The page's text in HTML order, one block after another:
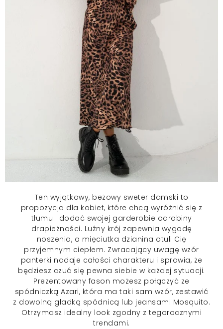
Ten wyjątkowy, beżowy sweter damski to
propozycja dla kobiet, które chcą wyróżnić się z
tłumu i dodać swojej garderobie odrobiny
drapieżności. Luźny krój zapewnia wygodę
noszenia, a mięciutka dzianina otuli Cię
przyjemnym ciepłem. Zwracający uwagę wzór
panterki nadaje całości charakteru i sprawia, że
będziesz czuć się pewna siebie w każdej sytuacji.
Prezentowany fason możesz połączyć ze
spódniczką Azari, która ma taki sam wzór, zestawić
z dowolną gładką spódnicą lub jeansami Mosquito.
Otrzymasz idealny look zgodny z tegorocznymi
trendami.